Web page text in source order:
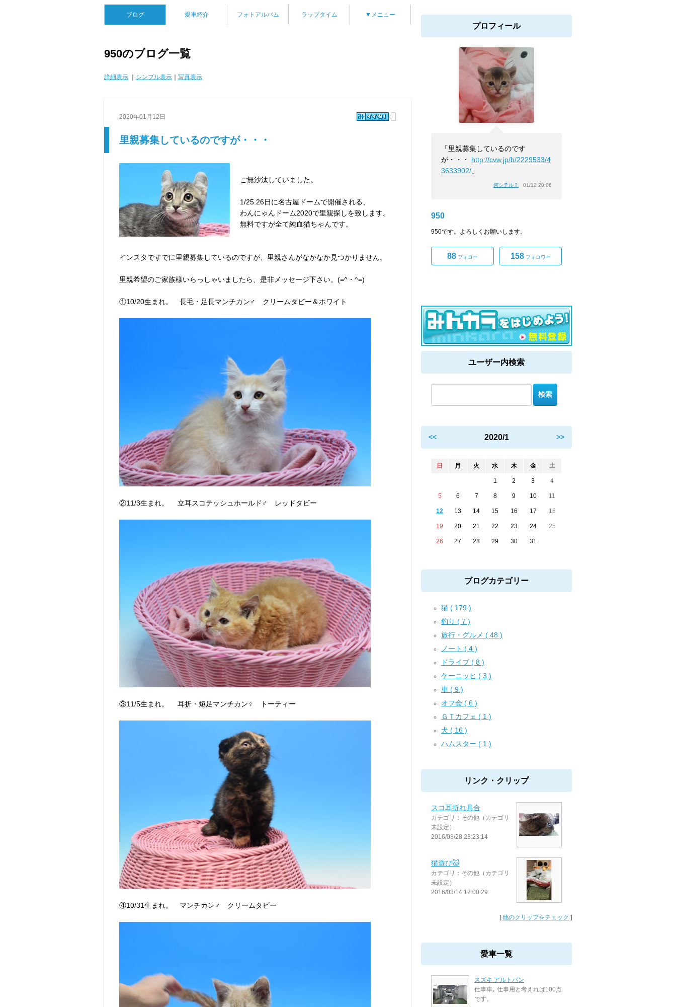
ブログ 愛車紹介 フォトアルバム ラップタイム ▼メニュー
950のブログ一覧
詳細表示 シンプル表示 写真表示
2020年01月12日
里親募集しているのですが・・・
ご無沙汰していました。
1/25.26日に名古屋ドームで開催される、
わんにゃんドーム2020で里親探しを致します。
無料ですが全て純血猫ちゃんです。
インスタですでに里親募集しているのですが、里親さんがなかなか見つかりません。
里親希望のご家族様いらっしゃいましたら、是非メッセージ下さい。(=^・^=)
①10/20生まれ。 長毛・足長マンチカン♂ クリームタビー＆ホワイト
②11/3生まれ。 立耳スコテッシュホールド♂ レッドタビー
③11/5生まれ。 耳折・短足マンチカン♀ トーティー
④10/31生まれ。 マンチカン♂ クリームタビー
プロフィール
「里親募集しているのです
が・・・ http://cvw.jp/b/2229533/4
3633902/ 」
何シテル？ 01/12 20:06
950
950です。よろしくお願いします。
88 フォロー 158フォロワー
ユーザー内検索
<< 2020/1 >>
日 月 火 水 木 金 土
1 2 3 4
5 6 7 8 9 10 11
12 13 14 15 16 17 18
19 20 21 22 23 24 25
26 27 28 29 30 31
ブログカテゴリー
猫 ( 179 )
釣り ( 7 )
旅行・グルメ ( 48 )
ノート ( 4 )
ドライブ ( 8 )
ケーニッヒ ( 3 )
車 ( 9 )
オフ会 ( 6 )
ＧＴカフェ ( 1 )
犬 ( 16 )
ハムスター ( 1 )
リンク・クリップ
スコ耳折れ具合
カテゴリ：その他（カテゴリ
未設定）
2016/03/28 23:23:14
猫遊び🐱
カテゴリ：その他（カテゴリ
未設定）
2016/03/14 12:00:29
[他のクリップをチェック ]
愛車一覧
スズキ アルトバン
仕事車｡ 仕事用と考えれば100点
です。